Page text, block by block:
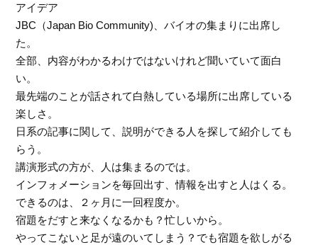
アイデア
JBC（Japan Bio Community)、バイオの集まりに出席し
た。
全部、内容がわかるわけではないけれど聞いていて面白
い。
最先端のことが話されて白熱している場所に出席している
楽しさ。
日系の記事に関して、説明ができる人を探して紹介しても
らう。
講演形式の方が、人は集まるのでは。
インフォメーションを毎回出す、情報を出すと人はくる。
できるのは、２ヶ月に一回程度か。
宿題をだすと来なくなるかも？忙しいから。
やってこないと足が遠のいてしまう？でも宿題を欲しがる